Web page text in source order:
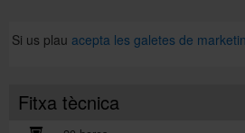
TARIFA ESPECIAL:
de fer lamatrícula de
Si us plau acepta les galetes de
Fitxa tècnica